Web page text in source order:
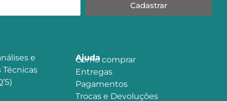
Cadastrar
e
Ajuda
Como comprar
Entregas
Pagamentos
Trocas e Devoluções